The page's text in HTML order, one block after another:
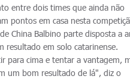
entre dois times que ainda não
pontos em casa nesta
China Balbino parte disposta a
resultado em solo catarinense.
para cima e tentar a vantagem,
um bom resultado de lá", diz o